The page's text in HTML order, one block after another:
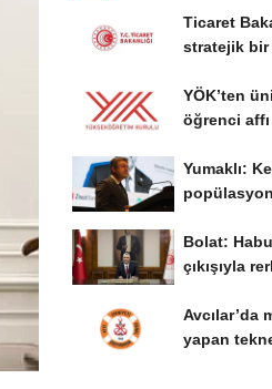
Ticaret
stratejik bir
YÖK’ten
öğrenci
Yumaklı:
Bolat:
çıkışıyla
Avcılar’da
yapan